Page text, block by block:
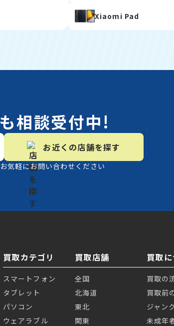
Xiaomi Pad
相談受付中!
お近くの店舗を探す
気軽にお問い合わせください
買取カテゴリ
スマートフォン
タブレット
パソコン
ウェアラブル
買取店舗
全国
北海道
東北
関東
買取
買取の
買取前
ジャン
未成年